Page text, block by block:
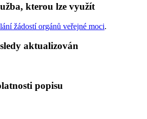
kterou lze využít
žádostí orgánů veřejné moci.
aktualizován
popisu